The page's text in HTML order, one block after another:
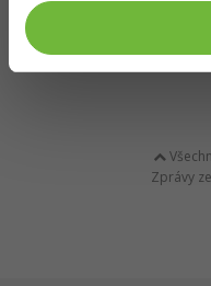
Originální příspěvek na
Zprávy